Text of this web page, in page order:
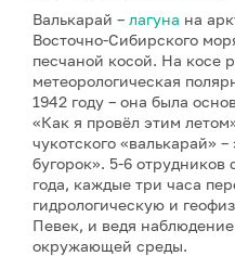
Валькарай – лагуна на
Восточно-Сибирского
песчаной косой. На косе
метеорологическая
1942 году – она была
«Как я провёл этим
чукотского «валькарай»
бугорок». 5-6
года, каждые три часа
гидрологическую и
Певек, и ведя
окружающей среды.